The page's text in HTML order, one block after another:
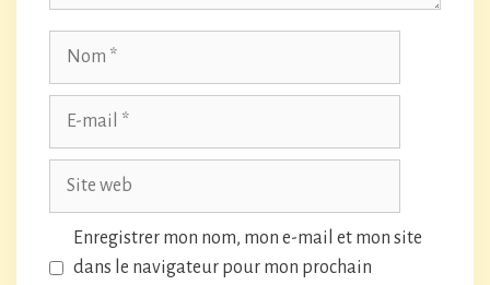
Enregistrer mon nom, mon e-mail et mon site
dans le navigateur pour mon prochain